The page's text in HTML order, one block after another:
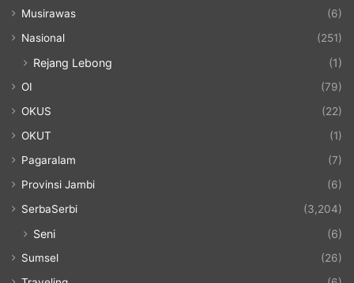
Musirawas
(6)
Nasional
(251)
Rejang Lebong (1)
OI
(79)
OKUS
(22)
OKUT
(1)
Pagaralam
(7)
Provinsi Jambi
(6)
SerbaSerbi
(3,204)
Seni (6)
Sumsel
(26)